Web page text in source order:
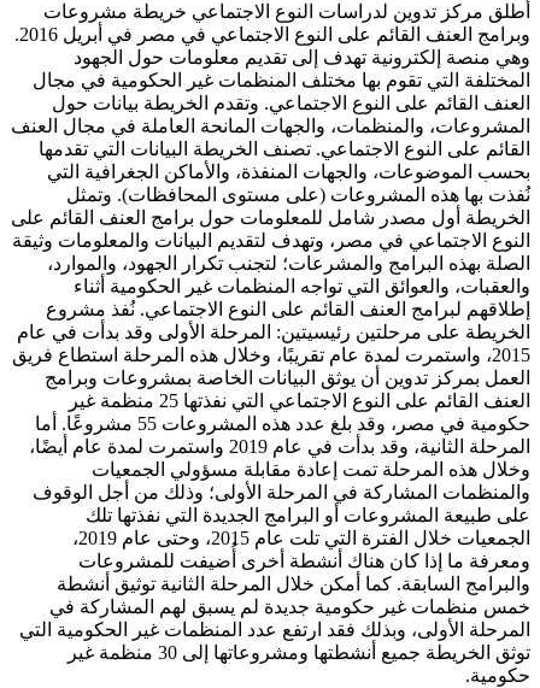
أطلق مركز تدوين لدراسات النوع الاجتماعي خريطة مشروعات
وبرامج العنف القائم على النوع الاجتماعي في مصر في أبريل 2016.
وهي منصة إلكترونية تهدف إلى تقديم معلومات حول الجهود
المختلفة التي تقوم بها مختلف المنظمات غير الحكومية في مجال
العنف القائم على النوع الاجتماعي. وتقدم الخريطة بيانات حول
المشروعات، والمنظمات، والجهات المانحة العاملة في مجال العنف
القائم على النوع الاجتماعي. تصنف الخريطة البيانات التي تقدمها
بحسب الموضوعات، والجهات المنفذة، والأماكن الجغرافية التي
نُفذت بها هذه المشروعات (على مستوى المحافظات). وتمثل
الخريطة أول مصدر شامل للمعلومات حول برامج العنف القائم على
النوع الاجتماعي في مصر، وتهدف لتقديم البيانات والمعلومات وثيقة
الصلة بهذه البرامج والمشرعات؛ لتجنب تكرار الجهود، والموارد،
والعقبات، والعوائق التي تواجه المنظمات غير الحكومية أثناء
إطلاقهم لبرامج العنف القائم على النوع الاجتماعي. نُفذ مشروع
الخريطة على مرحلتين رئيسيتين: المرحلة الأولى وقد بدأت في عام
2015، واستمرت لمدة عام تقريبًا، وخلال هذه المرحلة استطاع فريق
العمل بمركز تدوين أن يوثق البيانات الخاصة بمشروعات وبرامج
العنف القائم على النوع الاجتماعي التي نفذتها 25 منظمة غير
حكومية في مصر، وقد بلغ عدد هذه المشروعات 55 مشروعًا. أما
المرحلة الثانية، وقد بدأت في عام 2019 واستمرت لمدة عام أيضًا،
وخلال هذه المرحلة تمت إعادة مقابلة مسؤولي الجمعيات
والمنظمات المشاركة في المرحلة الأولى؛ وذلك من أجل الوقوف
على طبيعة المشروعات أو البرامج الجديدة التي نفذتها تلك
الجمعيات خلال الفترة التي تلت عام 2015، وحتى عام 2019،
ومعرفة ما إذا كان هناك أنشطة أخرى أُضيفت للمشروعات
والبرامج السابقة. كما أمكن خلال المرحلة الثانية توثيق أنشطة
خمس منظمات غير حكومية جديدة لم يسبق لهم المشاركة في
المرحلة الأولى، وبذلك فقد ارتفع عدد المنظمات غير الحكومية التي
توثق الخريطة جميع أنشطتها ومشروعاتها إلى 30 منظمة غير
حكومية.